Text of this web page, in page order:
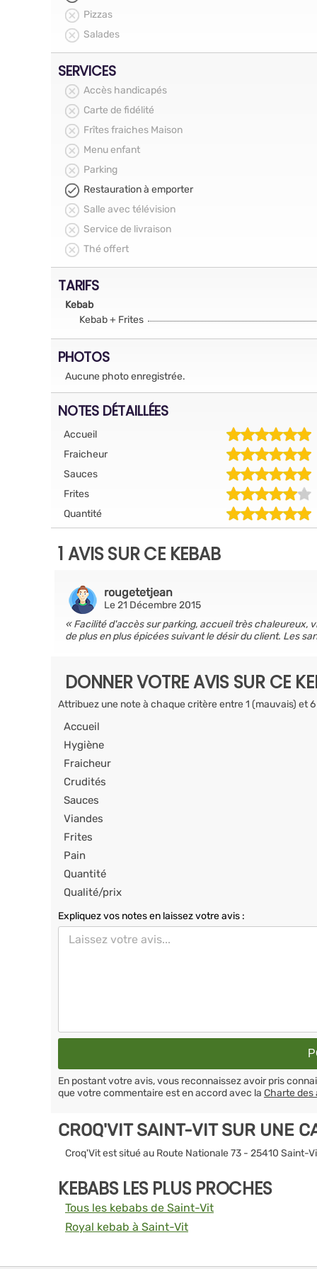
Pizzas
Salades
SERVICES
Accès handicapés
Carte de fidélité
Frîtes fraiches Maison
Menu enfant
Parking
Restauration à emporter
Salle avec télévision
Service de livraison
Thé offert
TARIFS
Kebab
Kebab + Frites
PHOTOS
Aucune photo enregistrée.
NOTES DÉTAILLÉES
Accueil
Fraicheur
Sauces
Frites
Quantité
1 AVIS SUR CE KEBAB
rougetetjean
Le 21 Décembre 2015
Facilité d'accès sur parking, accueil très chaleureux,
de plus en plus épicées suivant le désir du client. Les
DONNER VOTRE AVIS SUR CE
Attribuez une note à chaque critère entre 1 (mauvais) et
Accueil
Hygiène
Fraicheur
Crudités
Sauces
Viandes
Frites
Pain
Quantité
Qualité/prix
Expliquez vos notes en laissez votre avis :
En postant votre avis, vous reconnaissez avoir pris
que votre commentaire est en accord avec la Charte des
CROQ'VIT SAINT-VIT SUR UNE
Croq'Vit est situé au Route Nationale 73 - 25410 Saint-
KEBABS LES PLUS PROCHES
Tous les kebabs de Saint-Vit
Royal kebab à Saint-Vit